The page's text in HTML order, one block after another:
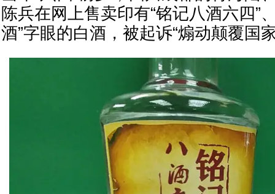
陈兵在网上售卖印有“铭记八酒六四”
酒”字眼的白酒，被起诉“煽动颠覆国